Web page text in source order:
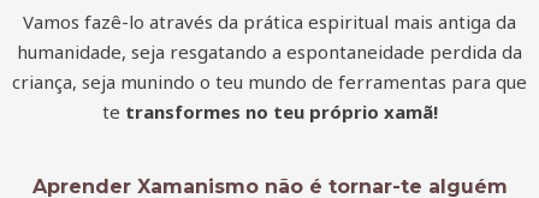
Vamos fazê-lo através da prática espiritual mais antiga da
humanidade, seja resgatando a espontaneidade perdida da
criança, seja munindo o teu mundo de ferramentas para que
te transformes no teu próprio xamã!
Aprender Xamanismo não é tornar-te alguém